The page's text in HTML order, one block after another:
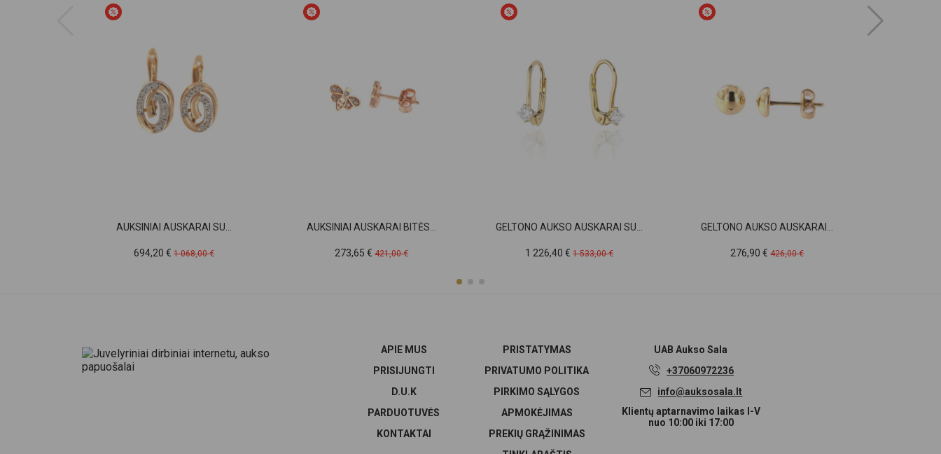
AUKSINIAI AUSKARAI SU...
Kaina
694,20 €Pradinė
kaina
1 068,00 €
AUKSINIAI AUSKARAI BITĖS...
Kaina
273,65 € Pradinė
kaina
421,00 €
GELTONO AUKSO AUSKARAI SU...
Kaina
1 226,40 € Pradinė
kaina
1 533,00 €
GELTONO AUKSO AUSKARAI...
Kaina
276,90 € Pradinė
kaina
426,00 €
APIE MUS
PRISIJUNGTI
D.U.K
PARDUOTUVĖS
KONTAKTAI
PRISTATYMAS
PRIVATUMO POLITIKA
PIRKIMO SĄLYGOS
APMOKĖJIMAS
PREKIŲ GRĄŽINIMAS
UABAukso Sala
+37060972236
info@auksosala.lt
Klientų aptarnavimo laikas I-V
nuo 10:00 iki 17:00